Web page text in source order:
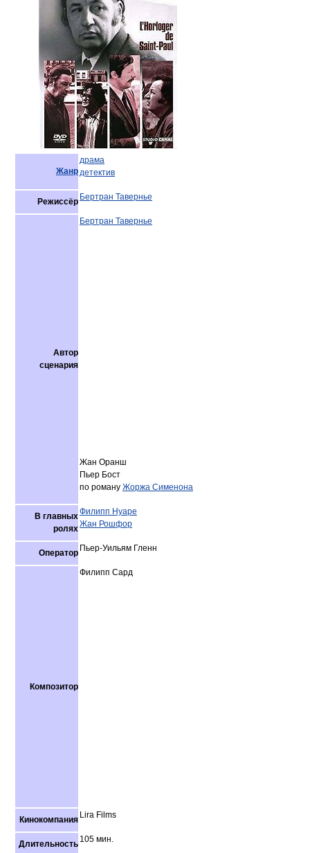
Жанр
драма
детектив
Режиссёр Бертран Тавернье
Автор
сценария
Бертран Тавернье
Жан Оранш
Пьер Бост
по роману Жоржа Сименона
В главных
ролях
Филипп Нуаре
Жан Рошфор
Оператор Пьер-Уильям Гленн
Композитор
Филипп Сард
Кинокомпания Lira Films
Длительность 105 мин.